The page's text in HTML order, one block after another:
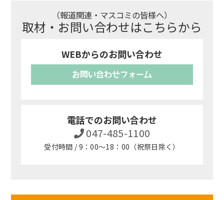
（報道関連・マスコミの皆様へ）
取材・お問い合わせはこちらから
WEBからのお問い合わせ
お問い合わせフォーム
電話でのお問い合わせ
047-485-1100
受付時間 / 9：00～18：00（祝祭日除く）